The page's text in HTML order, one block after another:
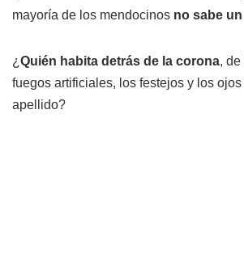
mayoría de los mendocinos no sabe
¿Quién habita detrás de la corona,
fuegos artificiales, los festejos y los
apellido?